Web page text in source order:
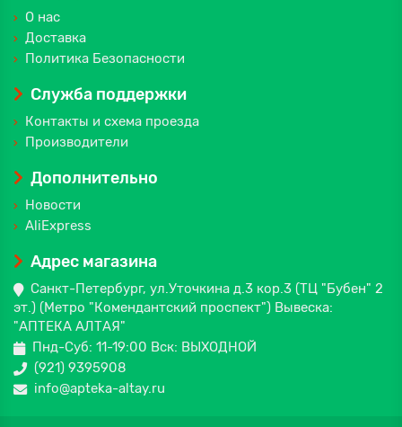
О нас
Доставка
Политика Безопасности
Служба поддержки
Контакты и схема проезда
Производители
Дополнительно
Новости
AliExpress
Адрес магазина
Санкт-Петербург, ул.Уточкина д.3 кор.3 (ТЦ "Бубен" 2
эт.) (Метро "Комендантский проспект") Вывеска:
"АПТЕКА АЛТАЯ"
Пнд-Суб: 11-19:00 Вск: ВЫХОДНОЙ
(921) 9395908
info@apteka-altay.ru